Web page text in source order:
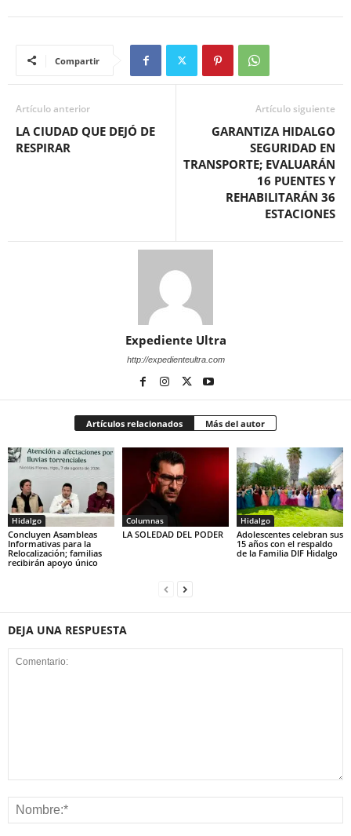
Compartir
Artículo anterior
LA CIUDAD QUE DEJÓ DE
RESPIRAR
Artículo siguiente
GARANTIZA HIDALGO
SEGURIDAD EN
TRANSPORTE; EVALUARÁN
16 PUENTES Y
REHABILITARÁN 36
ESTACIONES
Expediente Ultra
http://expedienteultra.com
Artículos relacionados Más del autor
Hidalgo
Concluyen Asambleas
Informativas para la
Relocalización; familias
recibirán apoyo único
Columnas
LA SOLEDAD DEL PODER
Hidalgo
Adolescentes celebran sus
15 años con el respaldo
de la Familia DIF Hidalgo
DEJA UNA RESPUESTA